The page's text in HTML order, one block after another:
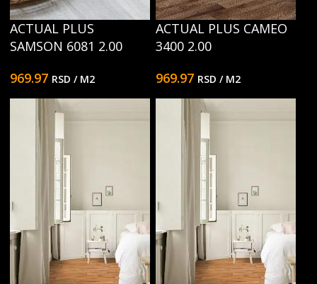
ACTUAL PLUS
SAMSON 6081 2.00
969.97 RSD / M2
ACTUAL PLUS CAMEO
3400 2.00
969.97 RSD / M2